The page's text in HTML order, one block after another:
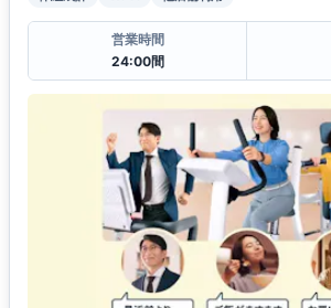
営業時間
24:00間